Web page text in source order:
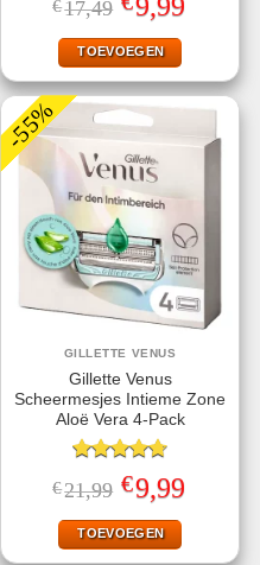
5.00uit 5
€17,49
prijs
was:
€17,49.
9,99prijs
TOEVOEGEN
-55%
GILLETTE VENUS
Gillette Venus
Scheermesjes Intieme Zone
Aloë Vera 4-Pack
Gewaardeerd
4.75uit 5
€21,99 Oorspronkelijke
prijs
was:
€21,99.
€9,99Huidige
prijs
TOEVOEGEN